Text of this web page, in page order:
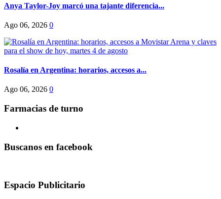
Anya Taylor-Joy marcó una tajante diferencia...
Ago 06, 2026 0
Rosalía en Argentina: horarios, accesos a...
Ago 06, 2026 0
Farmacias de turno
Buscanos en facebook
Espacio Publicitario